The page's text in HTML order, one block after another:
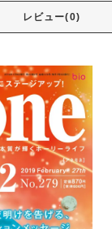
レビュー(0)